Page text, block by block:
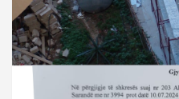
t
i
o